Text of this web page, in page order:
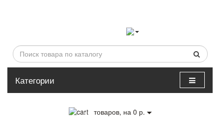
Категории
0 товаров, на 0 р.